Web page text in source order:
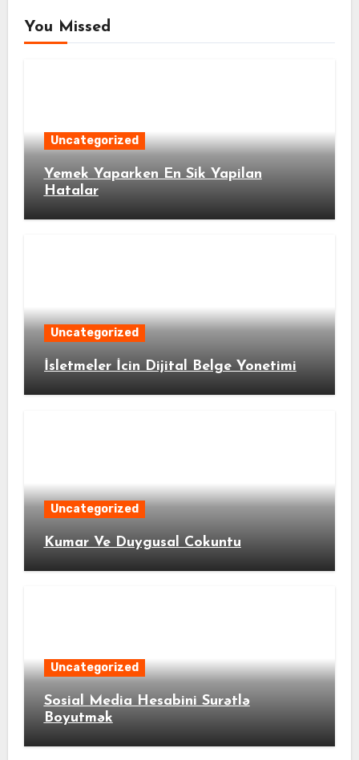
You Missed
Uncategorized
Yemek Yaparken En Sik Yapilan
Hatalar
Uncategorized
İsletmeler İcin Dijital Belge Yonetimi
Uncategorized
Kumar Ve Duygusal Cokuntu
Uncategorized
Sosial Media Hesabini Surətlə
Boyutmək